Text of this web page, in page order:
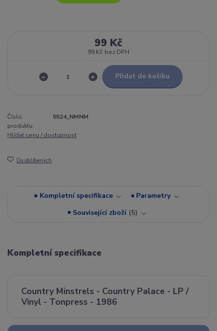
99 Kč
99 Kč bez DPH
Přidat do košíku
Číslo
produktu:
5524_NMNM
Hlídat cenu / dostupnost
Do oblíbených
Kompletní specifikace
Parametry
Související zboží 5
Kompletní specifikace
Country Minstrels - Country Palace - LP /
Vinyl - Tonpress - 1986